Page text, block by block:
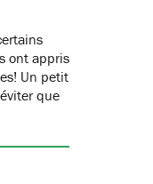
ont appris
Un petit
que